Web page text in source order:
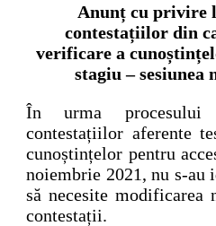
Anunț cu privire
contestațiilor din
verificare a
stagiu – sesiunea
În urma
contestațiilor aferente
cunoștințelor pentru
noiembrie 2021, nu s-
să necesite modificarea
contestații.